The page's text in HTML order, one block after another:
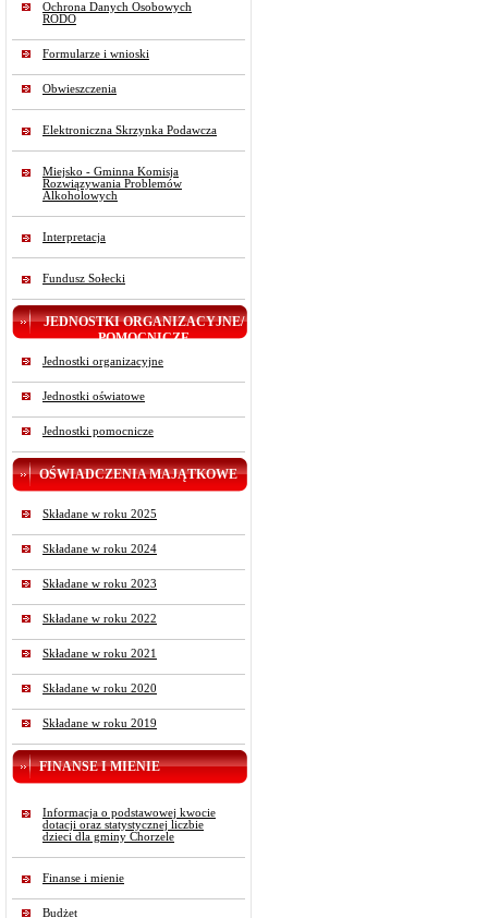
Ochrona Danych Osobowych
RODO
Formularze i wnioski
Obwieszczenia
Elektroniczna Skrzynka Podawcza
Miejsko - Gminna Komisja
Rozwiązywania Problemów
Alkoholowych
Interpretacja
Fundusz Sołecki
JEDNOSTKI ORGANIZACYJNE/
POMOCNICZE
Jednostki organizacyjne
Jednostki oświatowe
Jednostki pomocnicze
OŚWIADCZENIA MAJĄTKOWE
Składane w roku 2025
Składane w roku 2024
Składane w roku 2023
Składane w roku 2022
Składane w roku 2021
Składane w roku 2020
Składane w roku 2019
FINANSE I MIENIE
Informacja o podstawowej kwocie
dotacji oraz statystycznej liczbie
dzieci dla gminy Chorzele
Finanse i mienie
Budżet